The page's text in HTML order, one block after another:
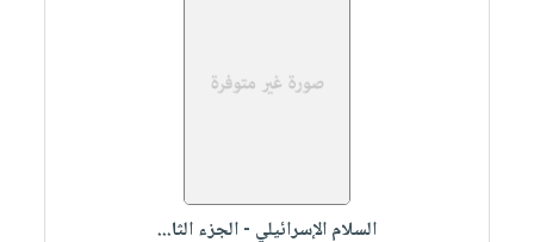
السلام الإسرائيلي - الجزء الثا...